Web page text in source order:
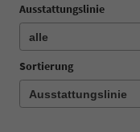
Ausstattungslinie
Sortierung